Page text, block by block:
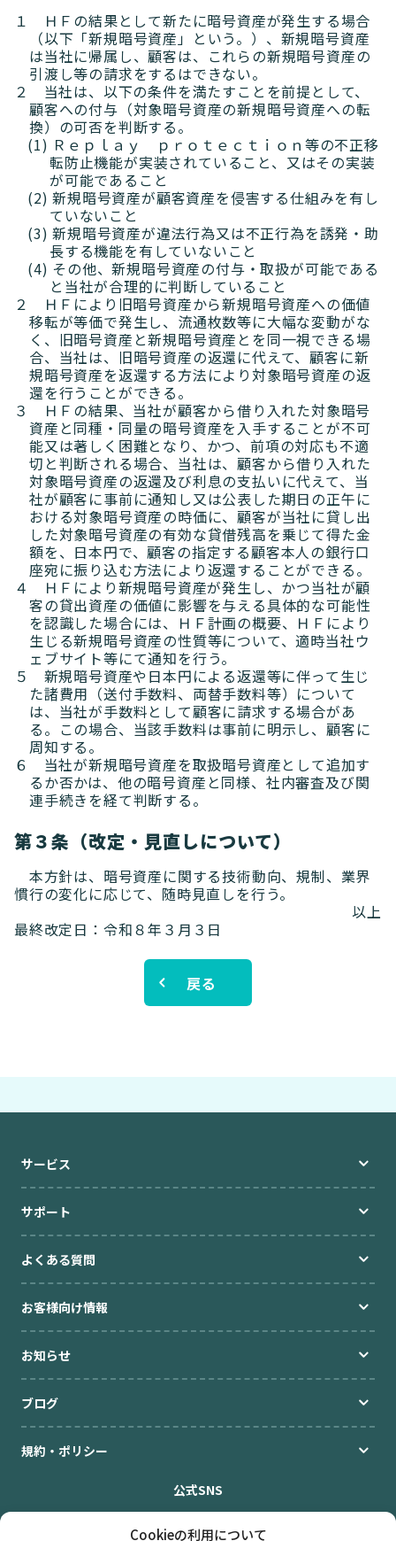
Cookieの利用について
１ ＨＦの結果として新たに暗号資産が発生する場合
（以下「新規暗号資産」という。）、新規暗号資産
は当社に帰属し、顧客は、これらの新規暗号資産の
引渡し等の請求をするはできない。
２ 当社は、以下の条件を満たすことを前提として、
顧客への付与（対象暗号資産の新規暗号資産への転
換）の可否を判断する。
(1) Ｒｅｐｌａｙ ｐｒｏｔｅｃｔｉｏｎ等の不正移
転防止機能が実装されていること、又はその実装
が可能であること
(2) 新規暗号資産が顧客資産を侵害する仕組みを有し
ていないこと
(3) 新規暗号資産が違法行為又は不正行為を誘発・助
長する機能を有していないこと
(4) その他、新規暗号資産の付与・取扱が可能である
と当社が合理的に判断していること
２ ＨＦにより旧暗号資産から新規暗号資産への価値
移転が等価で発生し、流通枚数等に大幅な変動がな
く、旧暗号資産と新規暗号資産とを同一視できる場
合、当社は、旧暗号資産の返還に代えて、顧客に新
規暗号資産を返還する方法により対象暗号資産の返
還を行うことができる。
３ ＨＦの結果、当社が顧客から借り入れた対象暗号
資産と同種・同量の暗号資産を入手することが不可
能又は著しく困難となり、かつ、前項の対応も不適
切と判断される場合、当社は、顧客から借り入れた
対象暗号資産の返還及び利息の支払いに代えて、当
社が顧客に事前に通知し又は公表した期日の正午に
おける対象暗号資産の時価に、顧客が当社に貸し出
した対象暗号資産の有効な貸借残高を乗じて得た金
額を、日本円で、顧客の指定する顧客本人の銀行口
座宛に振り込む方法により返還することができる。
４ ＨＦにより新規暗号資産が発生し、かつ当社が顧
客の貸出資産の価値に影響を与える具体的な可能性
を認識した場合には、ＨＦ計画の概要、ＨＦにより
生じる新規暗号資産の性質等について、適時当社ウ
ェブサイト等にて通知を行う。
５ 新規暗号資産や日本円による返還等に伴って生じ
た諸費用（送付手数料、両替手数料等）について
は、当社が手数料として顧客に請求する場合があ
る。この場合、当該手数料は事前に明示し、顧客に
周知する。
６ 当社が新規暗号資産を取扱暗号資産として追加す
るか否かは、他の暗号資産と同様、社内審査及び関
連手続きを経て判断する。
第３条（改定・見直しについて）
本方針は、暗号資産に関する技術動向、規制、業界
慣行の変化に応じて、随時見直しを行う。
以上
最終改定日：令和８年３月３日
戻る
サービス
サポート
よくある質問
お客様向け情報
お知らせ
ブログ
規約・ポリシー
公式SNS